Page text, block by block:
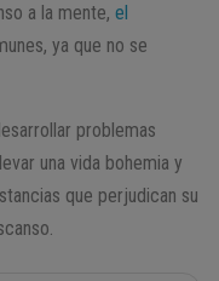
a la mente, el
ya que no se
problemas
una vida bohemia y
que perjudican su